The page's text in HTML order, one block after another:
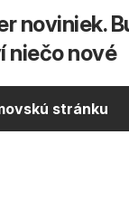
noviniek.
niečo nové
stránku